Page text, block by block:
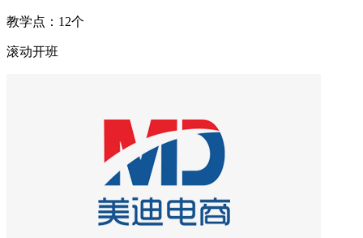
教学点： 12个
滚动开班